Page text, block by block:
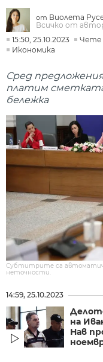
от Виолета
Всичко от
15:50, 25.10.2023
Чете
Икономика
Сред
платим сметката
бележка
Субтитрите са
неточности.
14:59, 25.10.2023
на
Нав